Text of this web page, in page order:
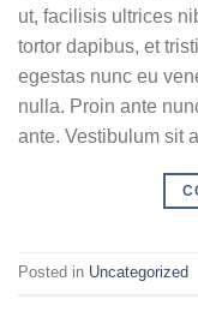
ut, facilisis ultrices
tortor dapibus, et
egestas nunc eu
nulla. Proin ante
ante. Vestibulum sit
Posted in Uncategorized